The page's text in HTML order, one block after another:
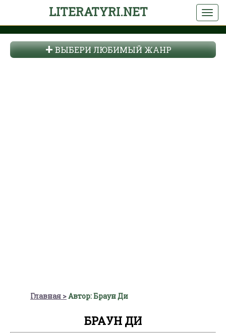
LITERATYRI.NET
ВЫБЕРИ ЛЮБИМЫЙ ЖАНР
Главная Автор: Браун Ди
БРАУН ДИ